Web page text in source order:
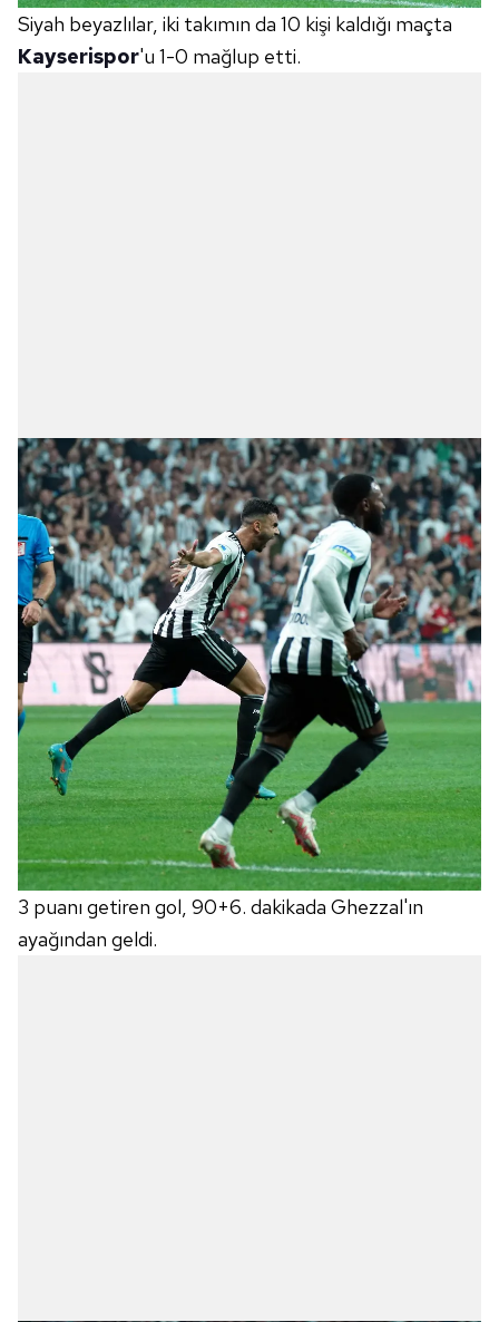
Siyah beyazlılar, iki takımın da 10 kişi kaldığı maçta
Kayserispor'u 1-0 mağlup etti.
3 puanı getiren gol, 90+6. dakikada Ghezzal'ın
ayağından geldi.